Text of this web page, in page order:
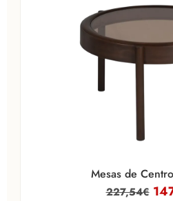
Mesas de
227,54€